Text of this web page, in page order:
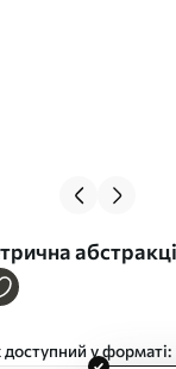
у форматі: